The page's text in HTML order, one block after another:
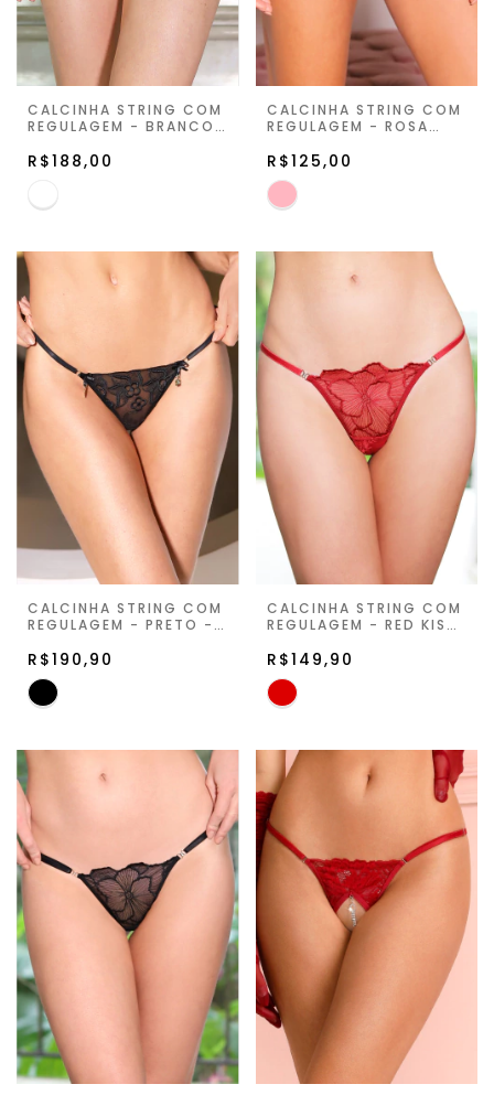
CALCINHA STRING COM
REGULAGEM - BRANCO
R$188,00
CALCINHA STRING COM
REGULAGEM - ROSA
ROMANCE
R$125,00
CALCINHA STRING COM
REGULAGEM - PRETO -
R$190,90
CALCINHA STRING COM
REGULAGEM - RED KISS
R$149,90